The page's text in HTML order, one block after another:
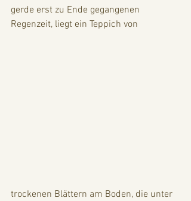
gerde erst zu Ende gegangenen
Regenzeit, liegt ein Teppich von
trockenen Blättern am Boden, die unter